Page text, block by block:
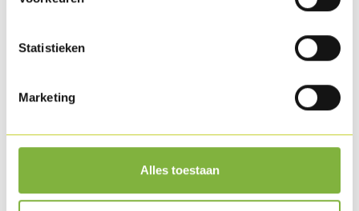
Statistieken
Marketing
Alles toestaan